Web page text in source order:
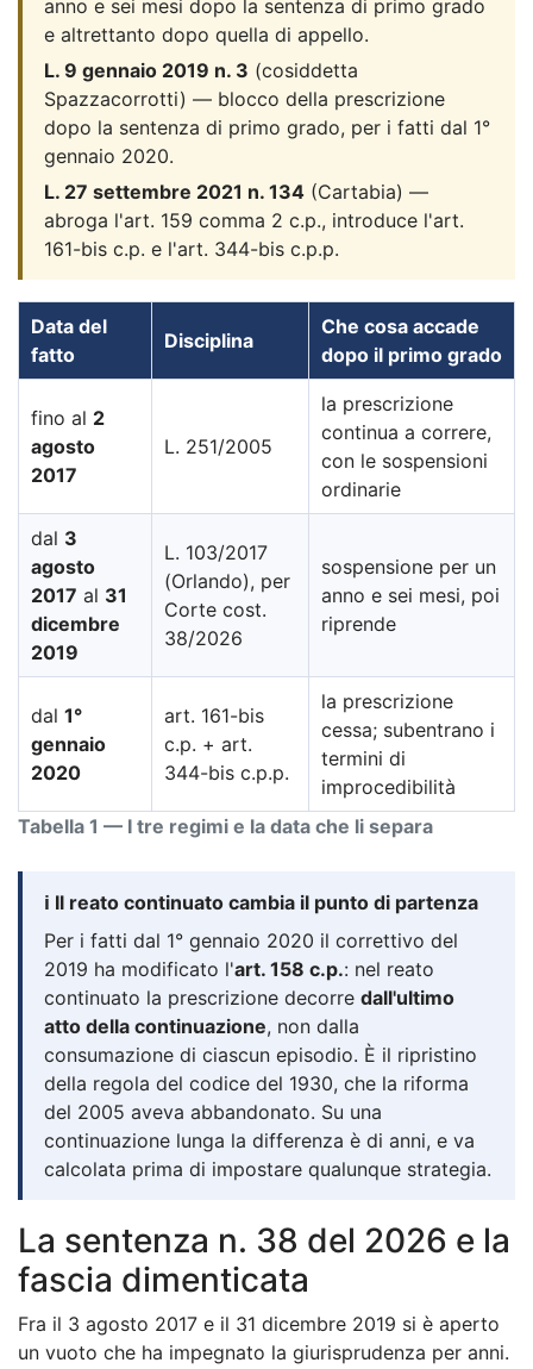
anno e sei mesi dopo la sentenza di primo grado
e altrettanto dopo quella di appello.
L. 9 gennaio 2019 n. 3 (cosiddetta
Spazzacorrotti) — blocco della prescrizione
dopo la sentenza di primo grado, per i fatti dal 1°
gennaio 2020.
L. 27 settembre 2021 n. 134 (Cartabia) —
abroga l'art. 159 comma 2 c.p., introduce l'art.
161-bis c.p. e l'art. 344-bis c.p.p.
Tabella 1 — I tre regimi e la data che li separa
Data del
fatto
Disciplina
Che cosa accade
dopo il primo grado
fino al 2
agosto
2017
L. 251/2005
la prescrizione
continua a correre,
con le sospensioni
ordinarie
dal 3
agosto
2017 al 31
dicembre
2019
L. 103/2017
(Orlando), per
Corte cost.
38/2026
sospensione per un
anno e sei mesi, poi
riprende
dal 1°
gennaio
2020
art. 161-bis
c.p. + art.
344-bis c.p.p.
la prescrizione
cessa; subentrano i
termini di
improcedibilità
ℹ️ Il reato continuato cambia il punto di partenza
Per i fatti dal 1° gennaio 2020 il correttivo del
2019 ha modificato l'art. 158 c.p.: nel reato
continuato la prescrizione decorre dall'ultimo
atto della continuazione, non dalla
consumazione di ciascun episodio. È il ripristino
della regola del codice del 1930, che la riforma
del 2005 aveva abbandonato. Su una
continuazione lunga la differenza è di anni, e va
calcolata prima di impostare qualunque strategia.
La sentenza n. 38 del 2026 e la
fascia dimenticata
Fra il 3 agosto 2017 e il 31 dicembre 2019 si è aperto
un vuoto che ha impegnato la giurisprudenza per anni.